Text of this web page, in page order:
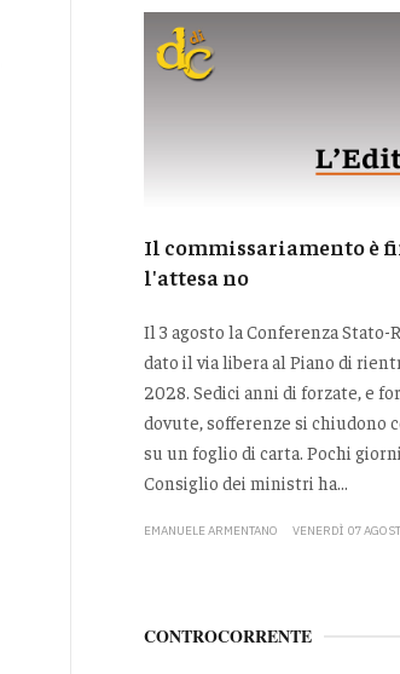
Il commissariamento è
l'attesa no
Il 3 agosto la Conferenza Stato-
dato il via libera al Piano di
2028. Sedici anni di forzate, e
dovute, sofferenze si chiudono
su un foglio di carta. Pochi
Consiglio dei ministri ha...
EMANUELE ARMENTANO VENERDÌ 07
CONTROCORRENTE